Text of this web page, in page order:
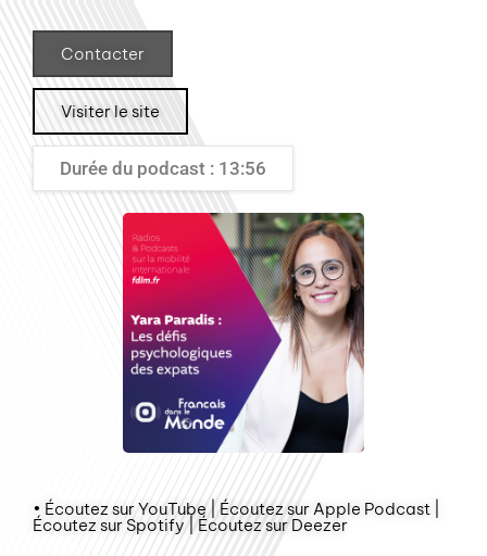
Contacter
Visiter le site
Durée du podcast : 13:56
• Écoutez sur YouTube | Écoutez sur Apple Podcast |
Écoutez sur Spotify | Écoutez sur Deezer